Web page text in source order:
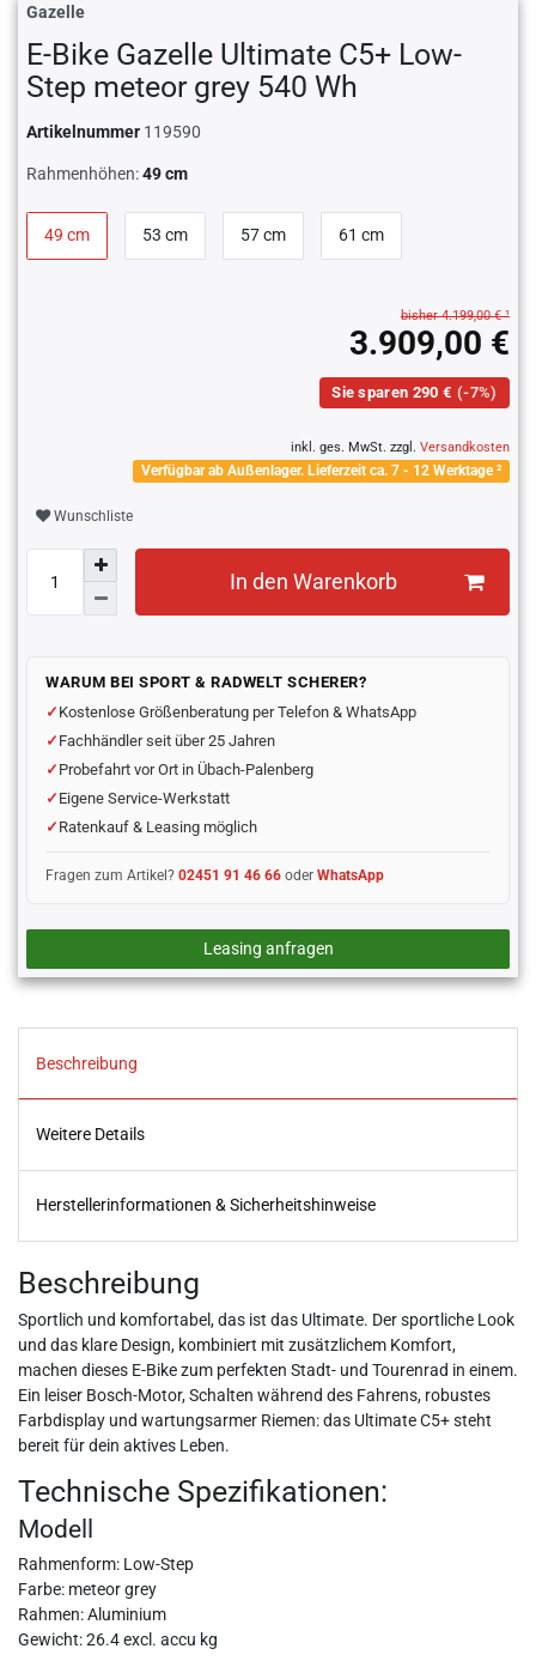
Gazelle
E-Bike Gazelle Ultimate C5+ Low-
Step meteor grey 540 Wh
Artikelnummer 119590
Rahmenhöhen:49 cm
49 cm 53 cm 57 cm 61 cm
bisher 4.199,00 € ¹
3.909,00 €
Sie sparen 290 € (-7%)
inkl. ges. MwSt. zzgl. Versandkosten
Verfügbar ab Außenlager. Lieferzeit ca. 7 - 12 Werktage ²
Wunschliste
In den Warenkorb
WARUM BEI SPORT & RADWELT SCHERER?
Kostenlose Größenberatung per Telefon & WhatsApp
Fachhändler seit über 25 Jahren
Probefahrt vor Ort in Übach-Palenberg
Eigene Service-Werkstatt
Ratenkauf & Leasing möglich
Fragen zum Artikel?02451 91 46 66 oderWhatsApp
Leasing anfragen
Beschreibung
Weitere Details
Herstellerinformationen & Sicherheitshinweise
Beschreibung
Sportlich und komfortabel, das ist das Ultimate. Der sportliche Look
und das klare Design, kombiniert mit zusätzlichem Komfort,
machen dieses E-Bike zum perfekten Stadt- und Tourenrad in einem.
Ein leiser Bosch-Motor, Schalten während des Fahrens, robustes
Farbdisplay und wartungsarmer Riemen: das Ultimate C5+ steht
bereit für dein aktives Leben.
Technische Spezifikationen:
Modell
Rahmenform: Low-Step
Farbe: meteor grey
Rahmen: Aluminium
Gewicht: 26.4 excl. accu kg